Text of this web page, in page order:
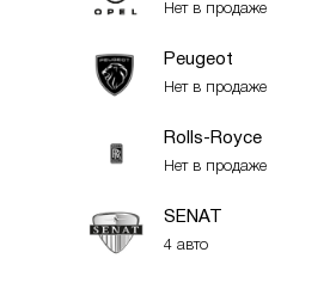
Нет в продаже
Peugeot
Нет в продаже
Rolls-Royce
Нет в продаже
SENAT
4 авто